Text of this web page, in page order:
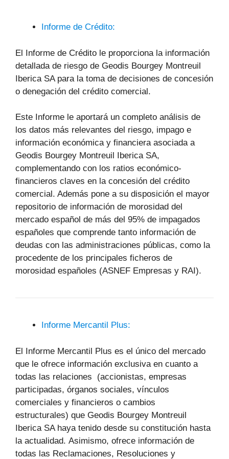
Informe de Crédito:
El Informe de Crédito le proporciona la información
detallada de riesgo de Geodis Bourgey Montreuil
Iberica SA para la toma de decisiones de concesión
o denegación del crédito comercial.
Este Informe le aportará un completo análisis de
los datos más relevantes del riesgo, impago e
información económica y financiera asociada a
Geodis Bourgey Montreuil Iberica SA,
complementando con los ratios económico-
financieros claves en la concesión del crédito
comercial. Además pone a su disposición el mayor
repositorio de información de morosidad del
mercado español de más del 95% de impagados
españoles que comprende tanto información de
deudas con las administraciones públicas, como la
procedente de los principales ficheros de
morosidad españoles (ASNEF Empresas y RAI).
Informe Mercantil Plus:
El Informe Mercantil Plus es el único del mercado
que le ofrece información exclusiva en cuanto a
todas las relaciones (accionistas, empresas
participadas, órganos sociales, vínculos
comerciales y financieros o cambios
estructurales) que Geodis Bourgey Montreuil
Iberica SA haya tenido desde su constitución hasta
la actualidad. Asimismo, ofrece información de
todas las Reclamaciones, Resoluciones y